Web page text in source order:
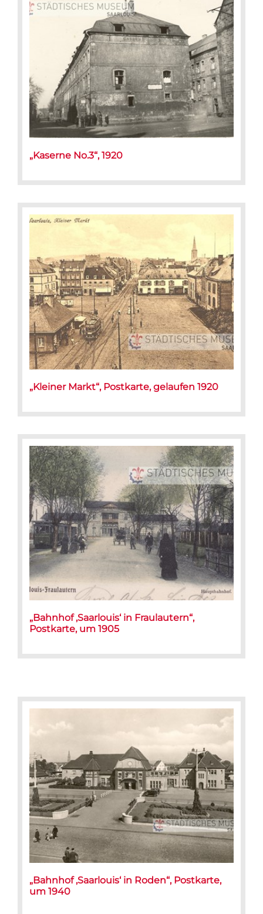
„Kaserne No.3“, 1920
„Kleiner Markt“, Postkarte, gelaufen 1920
„Bahnhof ‚Saarlouis‘ in Fraulautern“,
Postkarte, um 1905
„Bahnhof ‚Saarlouis‘ in Roden“, Postkarte,
um 1940